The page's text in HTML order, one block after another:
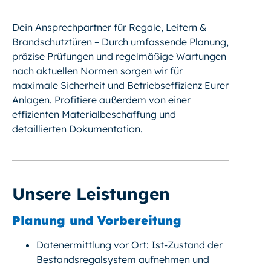
Dein Ansprechpartner für Regale, Leitern &
Brandschutztüren – Durch umfassende Planung,
präzise Prüfungen und regelmäßige Wartungen
nach aktuellen Normen sorgen wir für
maximale Sicherheit und Betriebseffizienz Eurer
Anlagen. Profitiere außerdem von einer
effizienten Materialbeschaffung und
detaillierten Dokumentation.
Unsere Leistungen
Planung und Vorbereitung
Datenermittlung vor Ort: Ist-Zustand der
Bestandsregalsystem aufnehmen und